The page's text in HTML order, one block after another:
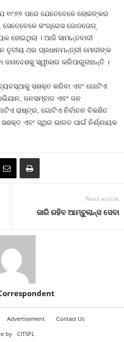
୧୯୬୭ ପରେ ଯେତେବେଳେ ଲୋକଙ୍କର
ସେତେବେଳେ କଂଗ୍ରେସ ଜୋଡତୋଡ୍
ହୋଇଥିଲା । ଆଜି ସାମାନ୍ତବାଦୀ
ତୃତୀୟ ଥର ପ୍ରଧାନମନ୍ତ୍ରୀ ମୋଦୀଙ୍କ
ସ୍ୱୀକାର କରିପାରୁନାହାନ୍ତି ।
ସଶକ୍ତ କରିବା ଏବଂ ଗୋଟିଏ
ଜନସମ୍ବାଦ ଏବଂ ଜନ
ରାଷ୍ଟ୍ର, ଗୋଟିଏ ନିର୍ବାଚନ ବିକଶିତ
ସଶକ୍ତ ଏବଂ ସ୍ଥିର ଭାରତ ପାଇଁ ନିର୍ଣ୍ଣାୟକ
Next article
ଜାରି ରହିବ ଆମ୍ବୁଲାନ୍ସ ସେବା
Advertisement
Contact Us
by
CITSPL